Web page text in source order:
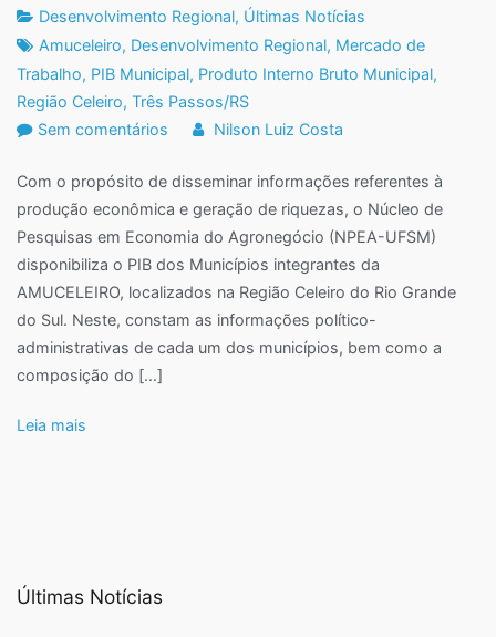
Desenvolvimento Regional, Últimas Notícias
Amuceleiro, Desenvolvimento Regional, Mercado de
Trabalho, PIB Municipal, Produto Interno Bruto Municipal,
Região Celeiro, Três Passos/RS
Sem comentários
Real
dos
Municípios
da
AMUCELEIRO
Nilson Luiz Costa
Com o propósito de disseminar informações referentes à
produção econômica e geração de riquezas, o Núcleo de
Pesquisas em Economia do Agronegócio (NPEA-UFSM)
disponibiliza o PIB dos Municípios integrantes da
AMUCELEIRO, localizados na Região Celeiro do Rio Grande
do Sul. Neste, constam as informações político-
administrativas de cada um dos municípios, bem como a
composição do […]
Leia mais
Últimas Notícias